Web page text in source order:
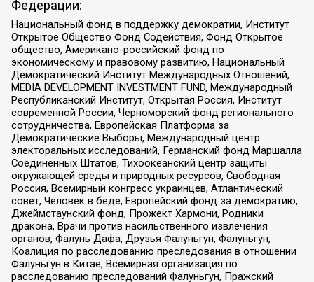
Федерации:
Национальный фонд в поддержку демократии, Институт
Открытое Общество Фонд Содействия, Фонд Открытое
общество, Американо-российский фонд по
экономическому и правовому развитию, Национальный
Демократический Институт Международных Отношений,
MEDIA DEVELOPMENT INVESTMENT FUND, Международный
Республиканский Институт, Открытая Россия, Институт
современной России, Черноморский фонд регионального
сотрудничества, Европейская Платформа за
Демократические Выборы, Международный центр
электоральных исследований, Германский фонд Маршалла
Соединенных Штатов, Тихоокеанский центр защиты
окружающей среды и природных ресурсов, Свободная
Россия, Всемирный конгресс украинцев, Атлантический
совет, Человек в беде, Европейский фонд за демократию,
Джеймстаунский фонд, Прожект Хармони, Родники
дракона, Врачи против насильственного извлечения
органов, Фалунь Дафа, Друзья Фалуньгун, Фалуньгун,
Коалиция по расследованию преследования в отношении
Фалуньгун в Китае, Всемирная организация по
расследованию преследований Фалуньгун, Пражский